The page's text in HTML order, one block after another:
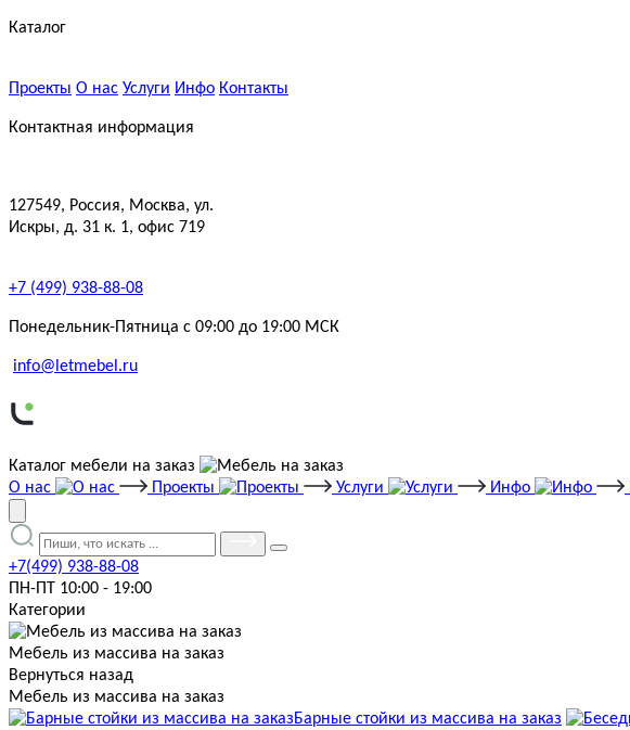
Каталог
Проекты О нас Услуги Инфо Контакты
Контактная информация
127549, Россия, Москва, ул.
Искры, д. 31 к. 1, офис 719
+7 (499) 938-88-08
Понедельник-Пятница с 09:00 до 19:00 МСК
info@letmebel.ru
Каталог мебели на заказ
О нас
Проекты Услуги Инфо
+7(499) 938-88-08
ПН-ПТ 10:00 - 19:00
Категории
Мебель из массива на заказ
Вернуться назад
Мебель из массива на заказ
Барные стойки из массива на заказ